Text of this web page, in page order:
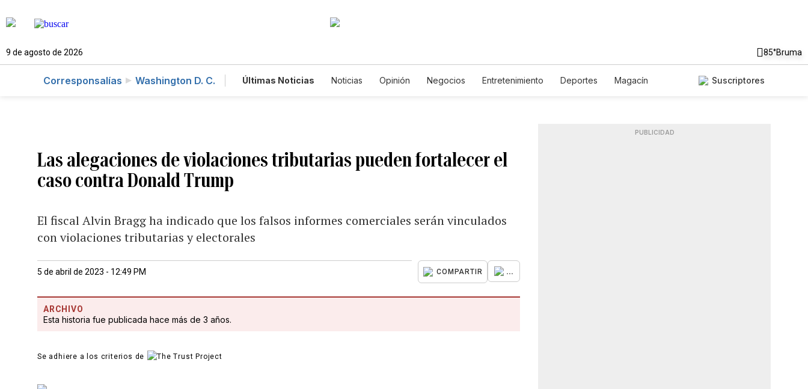
9 de agosto de 2026 85°Bruma
Corresponsalías Washington D. C. Últimas Noticias Noticias Opinión Negocios Entretenimiento Deportes
Magacín
Suscriptores
Las alegaciones de violaciones tributarias pueden fortalecer el
caso contra Donald Trump
El fiscal Alvin Bragg ha indicado que los falsos informes comerciales serán vinculados
con violaciones tributarias y electorales
5 de abril de 2023 - 12:49 PM COMPARTIR ...
ARCHIVO
Esta historia fue publicada hace más de 3 años.
Se adhiere a los criterios de
PUBLICIDAD